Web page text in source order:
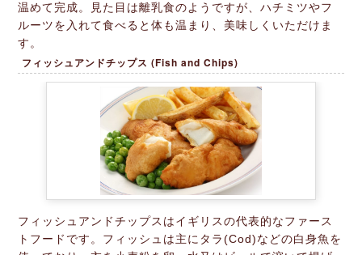
温めて完成。見た目は離乳食のようですが、ハチミツやフ
ルーツを入れて食べると体も温まり、美味しくいただけま
す。
フィッシュアンドチップス (Fish and Chips)
フィッシュアンドチップスはイギリスの代表的なファース
トフードです。フィッシュは主にタラ(Cod)などの白身魚を